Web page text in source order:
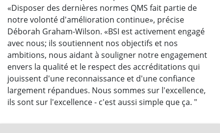
«Disposer des dernières normes QMS fait partie de
notre volonté d'amélioration continue», précise
Déborah Graham-Wilson. «BSI est activement engagé
avec nous; ils soutiennent nos objectifs et nos
ambitions, nous aidant à souligner notre engagement
envers la qualité et le respect des accréditations qui
jouissent d'une reconnaissance et d'une confiance
largement répandues. Nous sommes sur l'excellence,
ils sont sur l'excellence - c'est aussi simple que ça. "